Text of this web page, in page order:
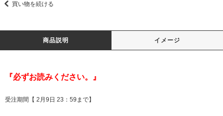
買い物を続ける
商品説明 イメージ
『必ずお読みください。』
受注期間【 2月9日 23：59まで】